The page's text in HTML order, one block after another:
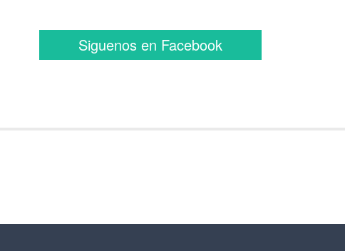
Siguenos en Facebook